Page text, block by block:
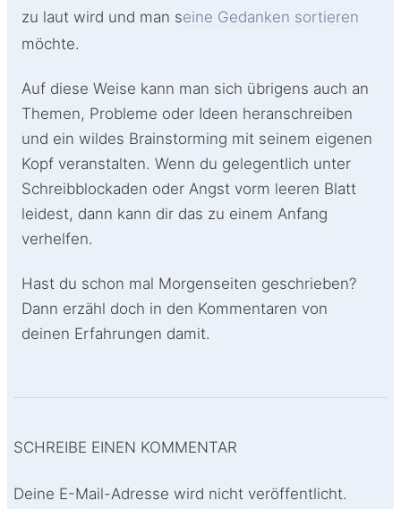
zu laut wird und man seine Gedanken sortieren
möchte.
Auf diese Weise kann man sich übrigens auch an
Themen, Probleme oder Ideen heranschreiben
und ein wildes Brainstorming mit seinem eigenen
Kopf veranstalten. Wenn du gelegentlich unter
Schreibblockaden oder Angst vorm leeren Blatt
leidest, dann kann dir das zu einem Anfang
verhelfen.
Hast du schon mal Morgenseiten geschrieben?
Dann erzähl doch in den Kommentaren von
deinen Erfahrungen damit.
SCHREIBE EINEN KOMMENTAR
Deine E-Mail-Adresse wird nicht veröffentlicht.